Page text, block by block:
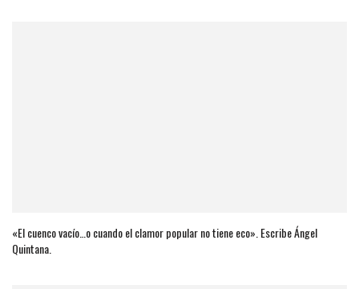
«El cuenco vacío…o cuando el clamor popular no tiene eco». Escribe Ángel
Quintana.